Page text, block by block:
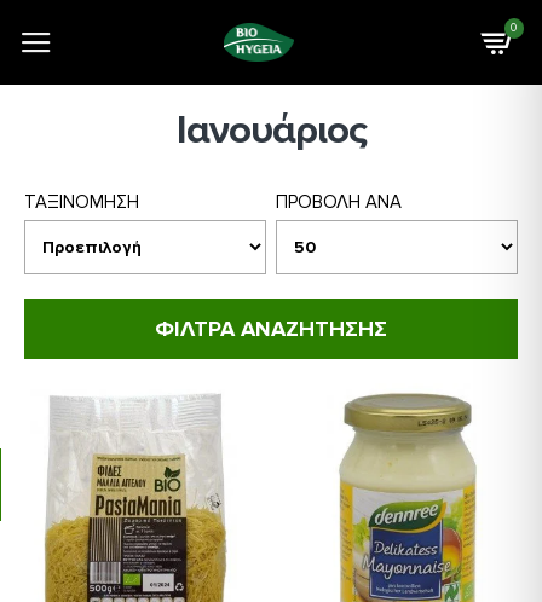
0
Ιανουάριος
ΦΙΛΤΡΑ ΑΝΑΖΗΤΗΣΗΣ
ΤΑΞΙΝΟΜΗΣΗ ΠΡΟΒΟΛΗ ΑΝΑ